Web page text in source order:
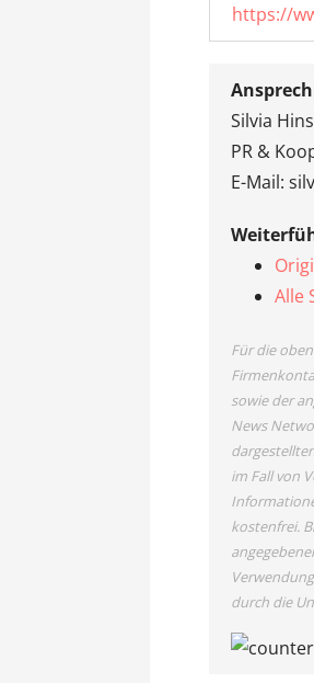
https://
Silvia
PR &
E-Mail:
Alle
Für die
sowie der
News
im Fall von
kostenfrei.
durch die